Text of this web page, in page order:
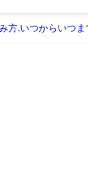
方,いつからいつま